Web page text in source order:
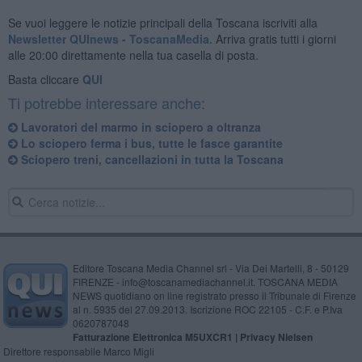
Se vuoi leggere le notizie principali della Toscana iscriviti alla
Newsletter QUInews - ToscanaMedia. Arriva gratis tutti i giorni
alle 20:00 direttamente nella tua casella di posta.
Basta cliccare QUI
Ti potrebbe interessare anche:
Lavoratori del marmo in sciopero a oltranza
Lo sciopero ferma i bus, tutte le fasce garantite
Sciopero treni, cancellazioni in tutta la Toscana
Editore Toscana Media Channel srl - Via Dei Martelli, 8 - 50129
FIRENZE - info@toscanamediachannel.it. TOSCANA MEDIA
NEWS quotidiano on line registrato presso il Tribunale di Firenze
al n. 5935 del 27.09.2013. Iscrizione ROC 22105 - C.F. e P.Iva
0620787048
Fatturazione Elettronica M5UXCR1 | Privacy Nielsen
Direttore responsabile Marco Migli